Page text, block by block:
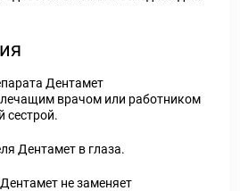
Дентамет
лечащим врачом или работником
сестрой.
Дентамет в глаза.
не заменяет